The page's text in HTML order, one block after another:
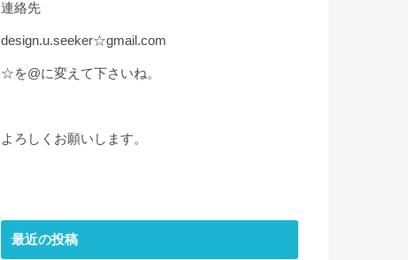
連絡先
design.u.seeker☆gmail.com
☆を@に変えて下さいね。
よろしくお願いします。
最近の投稿